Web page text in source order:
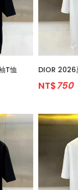
T恤 DIOR 2026
NT$750